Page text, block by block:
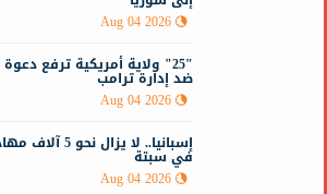
Aug 04 2026
"25" ولاية أمريكية ترفع
ضد إدارة ترامب
Aug 04 2026
إسبانيا.. لا يزال نحو
في سبتة
Aug 04 2026